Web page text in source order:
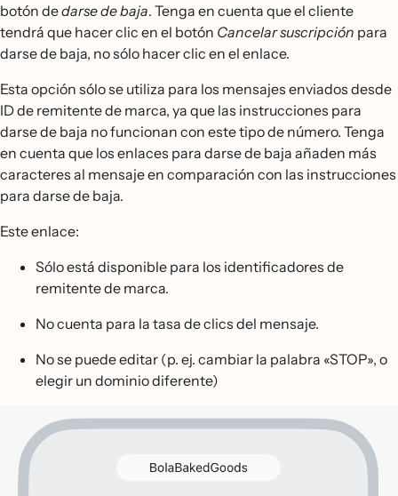
botón dedarse de baja. Tenga en cuenta que el cliente
tendrá que hacer clic en el botón Cancelar suscripción para
darse de baja, no sólo hacer clic en el enlace.
Esta opción sólo se utiliza para los mensajes enviados desde
ID de remitente de marca, ya que las instrucciones para
darse de baja no funcionan con este tipo de número. Tenga
en cuenta que los enlaces para darse de baja añaden más
caracteres al mensaje en comparación con las instrucciones
para darse de baja.
Este enlace:
Sólo está disponible para los identificadores de
remitente de marca.
No cuenta para la tasa de clics del mensaje.
No se puede editar (p. ej. cambiar la palabra «STOP», o
elegir un dominio diferente)